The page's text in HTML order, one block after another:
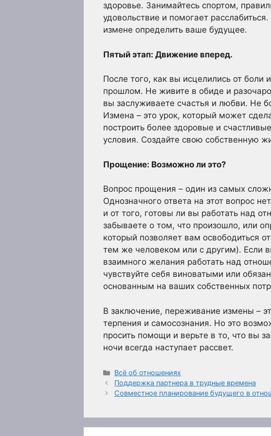
здоровье. Занимайтесь спортом,
удовольствие и помогает
измене определить ваше будущее.
Пятый этап: Движение вперед.
После того, как вы исцелились от
прошлом. Не живите в обиде и
вы заслуживаете счастья и любви. Не
Измена – это урок, который может
построить более здоровые и
условия. Создайте свою собственную
Прощение: Возможно ли это?
Вопрос прощения – один из самых
Однозначного ответа на этот вопрос
и от того, готовы ли вы работать над
забываете о том, что произошло, или
который позволяет вам освободиться
тем же человеком или с другим). Если
взаимного желания работать над
чувствуйте себя виноватыми или
основанным на ваших собственных
В заключение, переживание измены –
терпения и самосознания. Но это
просить помощи и верьте в то, что вы
ночи всегда наступает рассвет.
Рубрики
Всё об отношениях
Поддержка партнера в трудные времена
Совместное планирование будущего в